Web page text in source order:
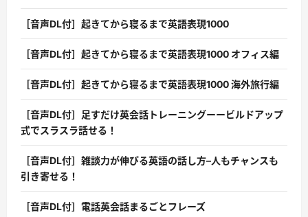
［音声DL付］起きてから寝るまで英語表現1000
［音声DL付］起きてから寝るまで英語表現1000 オフィス編
［音声DL付］起きてから寝るまで英語表現1000 海外旅行編
［音声DL付］足すだけ英会話トレーニングーービルドアップ
式でスラスラ話せる！
［音声DL付］雑談力が伸びる英語の話し方–人もチャンスも
引き寄せる！
［音声DL付］電話英会話まるごとフレーズ